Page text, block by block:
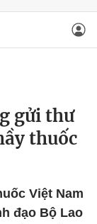
gửi thư
thuốc
Việt Nam
đạo Bộ Lao